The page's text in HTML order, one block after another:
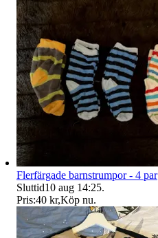
Flerfärgade barnstrumpor - 4 par
Sluttid10 aug 14:25.
Pris:40 kr,Köp nu.